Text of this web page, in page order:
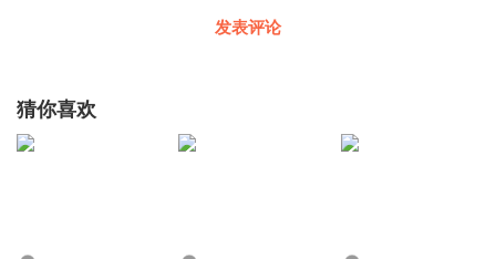
发表评论
猜你喜欢